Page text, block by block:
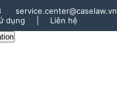
service.center@caselaw.vn
dụng
Liên hệ